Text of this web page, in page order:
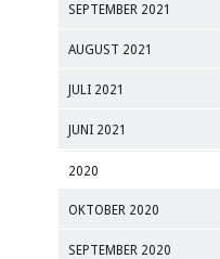
SEPTEMBER 2021
AUGUST 2021
JULI 2021
JUNI 2021
2020
OKTOBER 2020
SEPTEMBER 2020